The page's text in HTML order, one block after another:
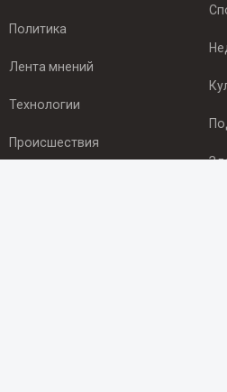
Политика
Лента мнений
Технологии
Происшествия